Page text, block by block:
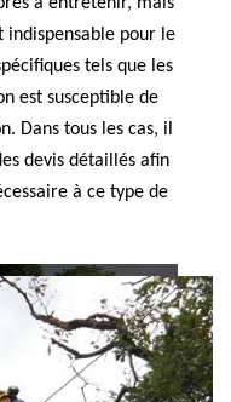
indispensable pour le
tels que les
est susceptible de
Dans tous les cas, il
devis détaillés afin
à ce type de